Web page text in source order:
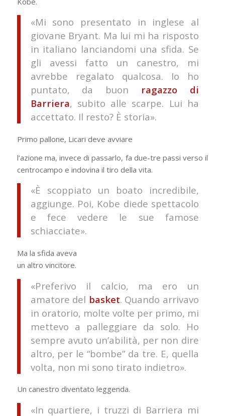
«Mi sono presentato in inglese al
giovane Bryant. Ma lui mi ha risposto
in italiano lanciandomi una sfida. Se
gli avessi fatto un canestro, mi
avrebbe regalato qualcosa. Io ho
puntato, da buon ragazzo di
Barriera, subito alle scarpe. Lui ha
accettato. Il resto? È storia».
Primo pallone, Licari deve avviare
l’azione ma, invece di passarlo, fa due-tre passi verso il
centrocampo e indovina il tiro della vita.
«È scoppiato un boato incredibile,
aggiunge. Poi, Kobe diede spettacolo
e fece vedere le sue famose
schiacciate».
Ma la sfida aveva
un altro vincitore.
«Preferivo il calcio, ma ero un
amatore del basket. Quando arrivavo
in oratorio, molte volte per primo, mi
mettevo a palleggiare da solo. Ho
sempre avuto un’abilità, per non dire
altro, per le “bombe” da tre. E, quella
volta, non mi sono tirato indietro».
Un canestro diventato leggenda.
«In quartiere, i truzzi di Barriera mi